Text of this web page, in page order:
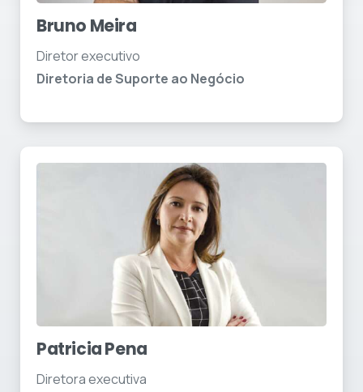
Bruno Meira
Diretor executivo
Diretoria de Suporte ao Negócio
Patricia Pena
Diretora executiva